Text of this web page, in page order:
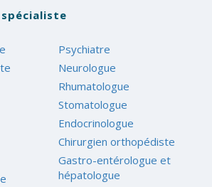
Psychiatre
Neurologue
Rhumatologue
Stomatologue
Endocrinologue
Chirurgien orthopédiste
Gastro-entérologue et
hépatologue